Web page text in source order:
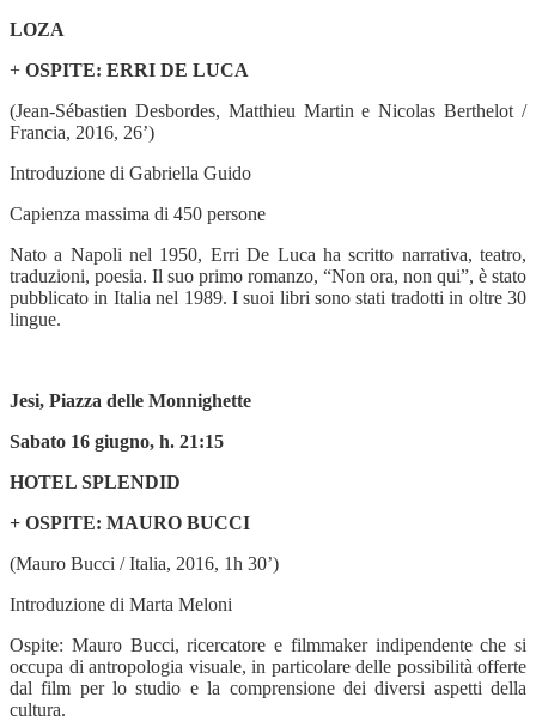
LOZA
+ OSPITE: ERRI DE LUCA
(Jean-Sébastien Desbordes, Matthieu Martin e Nicolas Berthelot /
Francia, 2016, 26’)
Introduzione di Gabriella Guido
Capienza massima di 450 persone
Nato a Napoli nel 1950, Erri De Luca ha scritto narrativa, teatro,
traduzioni, poesia. Il suo primo romanzo, “Non ora, non qui”, è stato
pubblicato in Italia nel 1989. I suoi libri sono stati tradotti in oltre 30
lingue.
Jesi, Piazza delle Monnighette
Sabato 16 giugno, h. 21:15
HOTEL SPLENDID
+ OSPITE: MAURO BUCCI
(Mauro Bucci / Italia, 2016, 1h 30’)
Introduzione di Marta Meloni
Ospite: Mauro Bucci, ricercatore e filmmaker indipendente che si
occupa di antropologia visuale, in particolare delle possibilità offerte
dal film per lo studio e la comprensione dei diversi aspetti della
cultura.